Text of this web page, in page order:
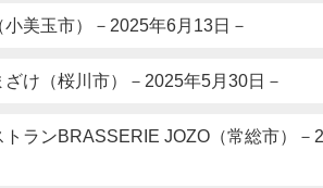
美玉市）－2025年6月13日－
け（桜川市）－2025年5月30日－
ランBRASSERIE JOZO（常総市）－